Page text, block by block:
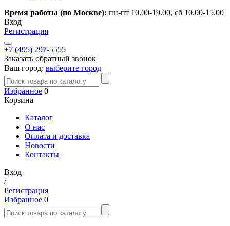
Время работы (по Москве): пн-пт 10.00-19.00, сб 10.00-15.00
Вход
Регистрация
+7 (495) 297-5555
Заказать обратный звонок
Ваш город: выберите город
Избранное 0
Корзина
Каталог
О нас
Оплата и доставка
Новости
Контакты
Вход
/
Регистрация
Избранное 0